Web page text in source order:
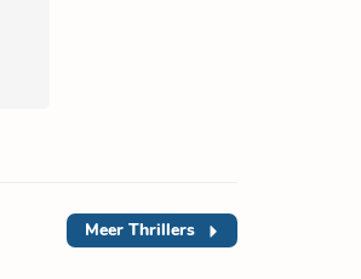
Meer Thrillers